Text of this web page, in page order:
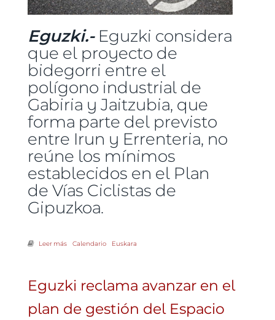
Eguzki.-Eguzki considera
que el proyecto de
bidegorri entre el
polígono industrial de
Gabiria y Jaitzubia, que
forma parte del previsto
entre Irun y Errenteria, no
reúne los mínimos
establecidos en el Plan
de Vías Ciclistas de
Gipuzkoa.
Leer mássobre Eguzki pide la revisión del proyecto de bidegorri entre
Calendario Euskara
Eguzki reclama avanzar en el
plan de gestión del Espacio